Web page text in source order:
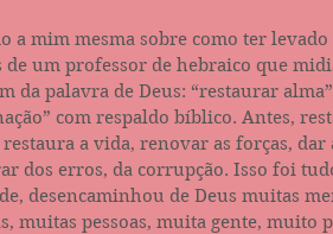
a mim mesma sobre como ter
de um professor de hebraico que
da palavra de Deus: “restaurar
com respaldo bíblico. Antes,
a vida, renovar as forças, dar
dos erros, da corrupção. Isso foi
desencaminhou de Deus muitas
muitas pessoas, muita gente, muito